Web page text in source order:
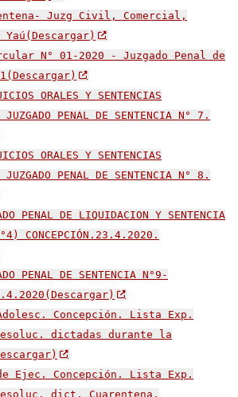
Juzg Civil, Comercial,
N° 01-2020 - Juzgado Penal de
ORALES Y SENTENCIAS
PENAL DE SENTENCIA N° 7.
ORALES Y SENTENCIAS
PENAL DE SENTENCIA N° 8.
PENAL DE LIQUIDACION Y SENTENCIA
CONCEPCIÓN.23.4.2020.
PENAL DE SENTENCIA N°9-
Concepción. Lista Exp.
dictadas durante la
Ejec. Concepción. Lista Exp.
dict. Cuarentena.